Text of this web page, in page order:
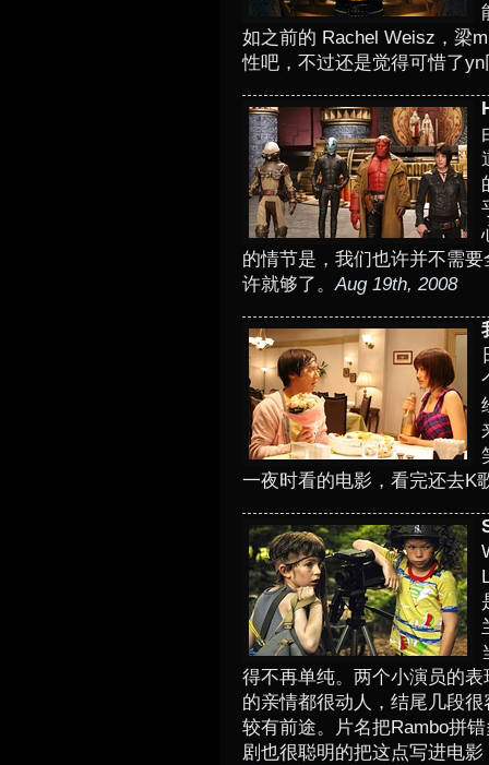
如之前的 Rachel Weisz，梁
性吧，不过还是觉得可惜了
的情节是，我们也许并不需
许就够了。Aug 19th, 2008
一夜时看的电影，看完还去K
得不再单纯。两个小演员的
的亲情都很动人，结尾几段
较有前途。片名把Rambo拼
剧也很聪明的把这点写进电